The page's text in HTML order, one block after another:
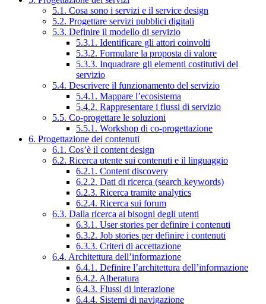
5.1. Cosa sono i servizi e il service design
5.2. Progettare servizi pubblici digitali
5.3. Definire il modello di servizio
5.3.1. Identificare gli attori coinvolti
5.3.2. Formulare la proposta di valore
5.3.3. Inquadrare gli elementi costitutivi del
servizio
5.4. Descrivere il funzionamento del servizio
5.4.1. Mappare l’ecosistema
5.4.2. Rappresentare i flussi di servizio
5.5. Co-progettare le soluzioni
5.5.1. Workshop di co-progettazione
6. Progettazione dei contenuti
6.1. Cos’è il content design
6.2. Ricerca utente sui contenuti e il linguaggio
6.2.1. Content discovery
6.2.2. Dati di ricerca (search keywords)
6.2.3. Ricerca tramite analytics
6.2.4. Ricerca sui forum
6.3. Dalla ricerca ai bisogni degli utenti
6.3.1. User stories per definire i contenuti
6.3.2. Job stories per definire i contenuti
6.3.3. Criteri di accettazione
6.4. Architettura dell’informazione
6.4.1. Definire l’architettura dell’informazione
6.4.2. Alberatura
6.4.3. Flussi di interazione
6.4.4. Sistemi di navigazione